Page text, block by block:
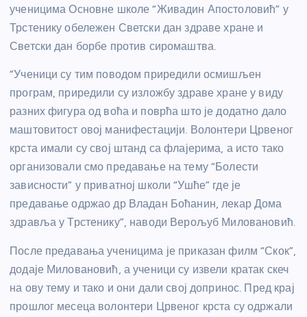
ученицима Основне школе “Живадин Апостоловић” у
Трстенику обележен Светски дан здраве хране и
Светски дан борбе против сиромаштва.
“Ученици су тим поводом приредили осмишљен
програм, приредили су изложбу здраве хране у виду
разних фигура од воћа и поврћа што је додатно дало
маштовитост овој манифестацији. Волонтери Црвеног
крста имали су свој штанд са флајерима, а исто тако
организовали смо предавање на тему “Болести
зависности” у приватној школи “Ушће” где је
предавање одржао др Владан Боћанин, лекар Дома
здравља у Трстенику”, наводи Верољуб Миловановић.
После предавања ученицима је приказан филм “Скок”,
додаје Миловановић, а ученици су извели кратак скеч
на ову тему и тако и они дали свој допринос. Пред крај
прошлог месеца волонтери Црвеног крста су одржали